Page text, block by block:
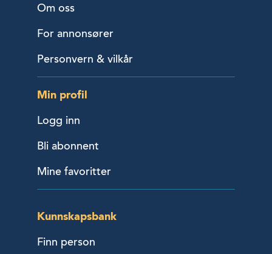
Om oss
For annonsører
Personvern & vilkår
Min profil
Logg inn
Bli abonnent
Mine favoritter
Kunnskapsbank
Finn person